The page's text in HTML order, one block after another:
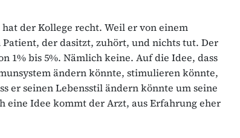
der Kollege recht. Weil er von einem
der dasitzt, zuhört, und nichts tut. Der
1% bis 5%. Nämlich keine. Auf die Idee, dass
ändern könnte, stimulieren könnte,
er seinen Lebensstil ändern könnte um seine
eine Idee kommt der Arzt, aus Erfahrung eher